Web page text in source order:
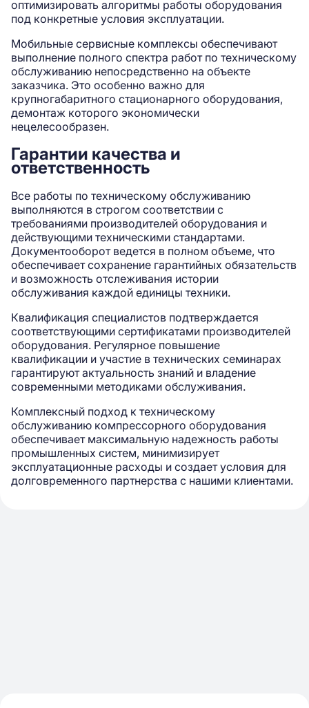
оптимизировать алгоритмы работы оборудования
под конкретные условия эксплуатации.
Мобильные сервисные комплексы обеспечивают
выполнение полного спектра работ по техническому
обслуживанию непосредственно на объекте
заказчика. Это особенно важно для
крупногабаритного стационарного оборудования,
демонтаж которого экономически
нецелесообразен.
Гарантии качества и
ответственность
Все работы по техническому обслуживанию
выполняются в строгом соответствии с
требованиями производителей оборудования и
действующими техническими стандартами.
Документооборот ведется в полном объеме, что
обеспечивает сохранение гарантийных обязательств
и возможность отслеживания истории
обслуживания каждой единицы техники.
Квалификация специалистов подтверждается
соответствующими сертификатами производителей
оборудования. Регулярное повышение
квалификации и участие в технических семинарах
гарантируют актуальность знаний и владение
современными методиками обслуживания.
Комплексный подход к техническому
обслуживанию компрессорного оборудования
обеспечивает максимальную надежность работы
промышленных систем, минимизирует
эксплуатационные расходы и создает условия для
долговременного партнерства с нашими клиентами.